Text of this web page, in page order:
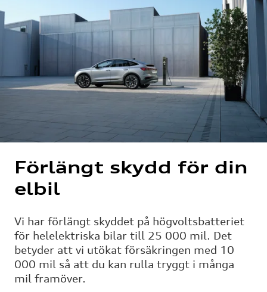
Förlängt skydd för din
elbil
Vi har förlängt skyddet på högvoltsbatteriet
för helelektriska bilar till 25 000 mil. Det
betyder att vi utökat försäkringen med 10
000 mil så att du kan rulla tryggt i många
mil framöver.